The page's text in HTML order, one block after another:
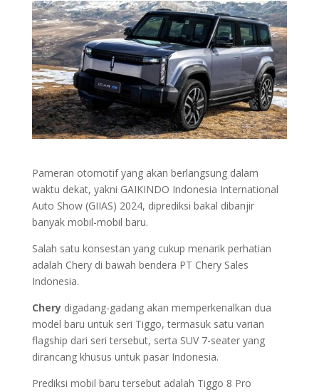
Pameran otomotif yang akan berlangsung dalam
waktu dekat, yakni GAIKINDO Indonesia International
Auto Show (GIIAS) 2024, diprediksi bakal dibanjir
banyak mobil-mobil baru.
Salah satu konsestan yang cukup menarik perhatian
adalah Chery di bawah bendera PT Chery Sales
Indonesia.
Cherydigadang-gadang akan memperkenalkan dua
model baru untuk seri Tiggo, termasuk satu varian
flagship dari seri tersebut, serta SUV 7-seater yang
dirancang khusus untuk pasar Indonesia.
Prediksi mobil baru tersebut adalah Tiggo 8 Pro